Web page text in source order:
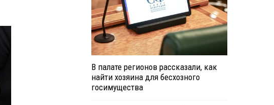
В палате регионов рассказали, как
найти хозяина для бесхозного
госимущества